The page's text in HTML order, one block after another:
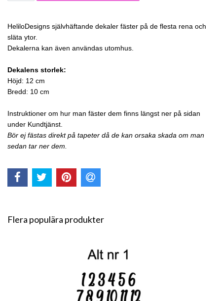
HeliloDesigns självhäftande dekaler fäster på de flesta rena och
släta ytor.
Dekalerna kan även användas utomhus.
Dekalens storlek:
Höjd: 12 cm
Bredd: 10 cm
Instruktioner om hur man fäster dem finns längst ner på sidan
under Kundtjänst.
Bör ej fästas direkt på tapeter då de kan orsaka skada om man
sedan tar ner dem.
Flera populära produkter